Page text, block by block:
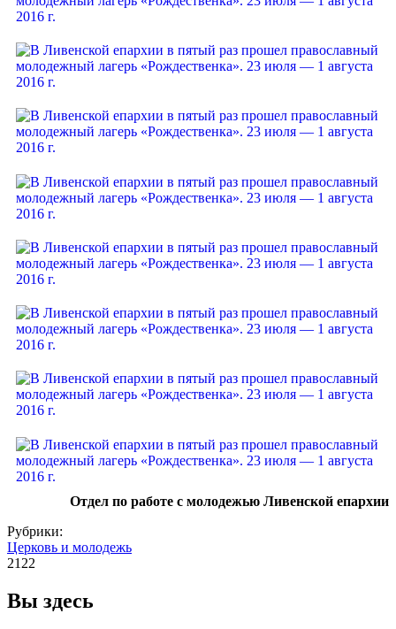
Отдел по работе с молодежью Ливенской епархии
Рубрики:
Церковь и молодежь
2122
Вы здесь